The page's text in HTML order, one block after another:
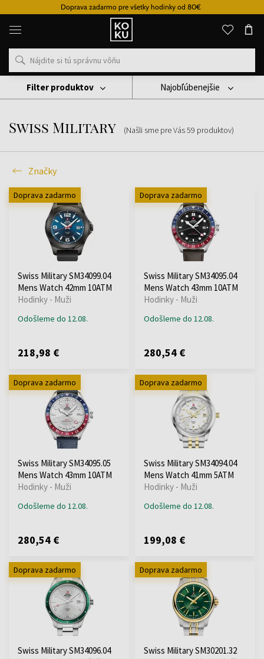
Doprava zadarmo pre všetky hodinky od 80€
Originálne
parfémy
hodinky
na
mieste
Značky
Swiss Military
Swiss Military (Našli sme pre Vás59 produktov)
Najobľúbenejšie
Značky
Filter produktov
Doprava zadarmo
Swiss Military SM34099.04
Mens Watch 42mm 10ATM
Hodinky - Muži
Odošleme do 12.08.
218,98 €
Doprava zadarmo
Swiss Military SM34095.04
Mens Watch 43mm 10ATM
Hodinky - Muži
Odošleme do 12.08.
280,54 €
Doprava zadarmo
Swiss Military SM34095.05
Mens Watch 43mm 10ATM
Hodinky - Muži
Odošleme do 12.08.
280,54 €
Doprava zadarmo
Swiss Military SM34094.04
Mens Watch 41mm 5ATM
Hodinky - Muži
Odošleme do 12.08.
199,08 €
Doprava zadarmo
Swiss Military SM34096.04
Doprava zadarmo
Swiss Military SM30201.32